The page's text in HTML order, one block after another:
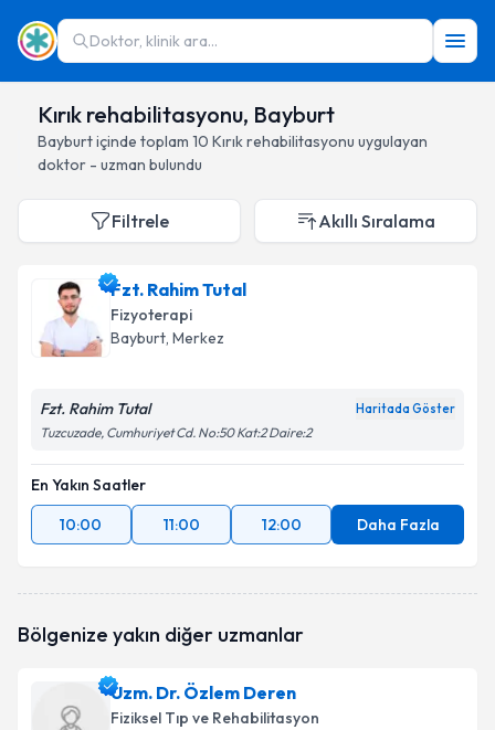
Doktor, klinik ara...
Kırık rehabilitasyonu, Bayburt
Bayburtiçinde toplam 10 Kırık rehabilitasyonu uygulayan
doktor - uzman bulundu
Filtrele Akıllı Sıralama
Fzt. Rahim Tutal
Fizyoterapi
Bayburt, Merkez
Fzt. Rahim Tutal Haritada Göster
Tuzcuzade, Cumhuriyet Cd. No:50 Kat:2 Daire:2
En Yakın Saatler
10:00
11:00 12:00 Daha Fazla
Bölgenize yakın diğer uzmanlar
Uzm. Dr. Özlem Deren
Fiziksel Tıp ve Rehabilitasyon